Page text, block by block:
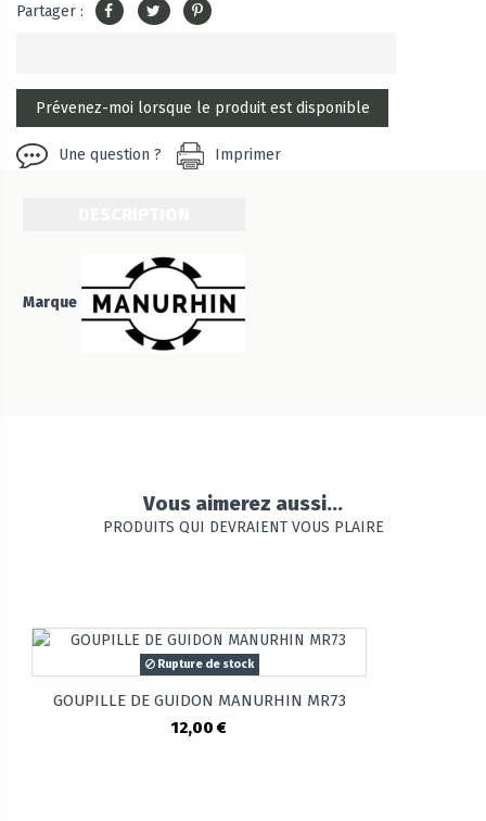
Partager :
Une question ? Imprimer
Marque
Vous aimerez aussi...
PRODUITS QUI DEVRAIENT VOUS PLAIRE
Rupture de stock
GOUPILLE DE GUIDON MANURHIN MR73
12,00 €